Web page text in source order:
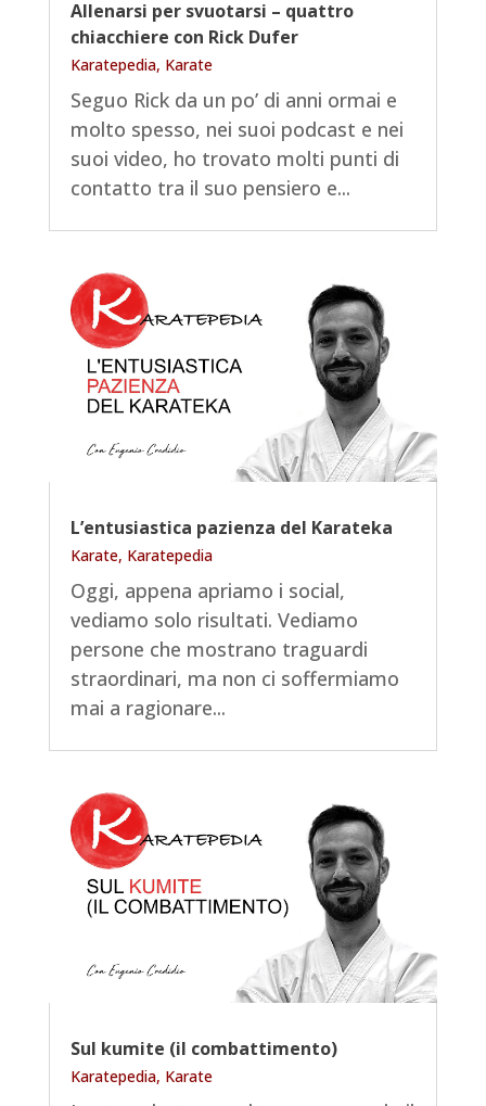
Allenarsi per svuotarsi – quattro
chiacchiere con Rick Dufer
Karatepedia, Karate
Seguo Rick da un po’ di anni ormai e
molto spesso, nei suoi podcast e nei
suoi video, ho trovato molti punti di
contatto tra il suo pensiero e...
L’entusiastica pazienza del Karateka
Karate, Karatepedia
Oggi, appena apriamo i social,
vediamo solo risultati. Vediamo
persone che mostrano traguardi
straordinari, ma non ci soffermiamo
mai a ragionare...
Sul kumite (il combattimento)
Karatepedia, Karate